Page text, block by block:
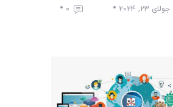
جولای 23, 2024
0